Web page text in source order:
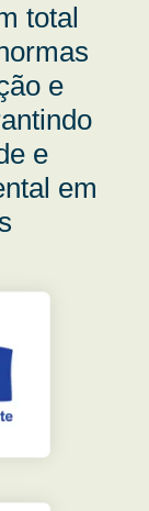
total
e
e
em